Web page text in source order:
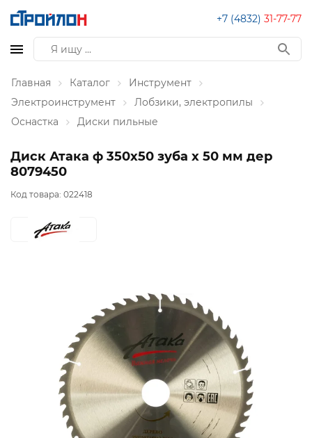
+7 (4832) 31-77-77
Главная Каталог
Инструмент
Электроинструмент
Лобзики, электропилы
Оснастка
Диски пильные
Диск Атака ф 350х50 зуба х 50 мм дер
8079450
Код товара: 022418